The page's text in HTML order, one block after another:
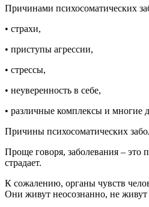
Причинами психосоматических
• страхи,
• приступы агрессии,
• стрессы,
• неуверенность в себе,
• различные комплексы и многие
Причины психосоматических
Проще говоря, заболевания – это
страдает.
К сожалению, органы чувств
Они живут неосознанно, не